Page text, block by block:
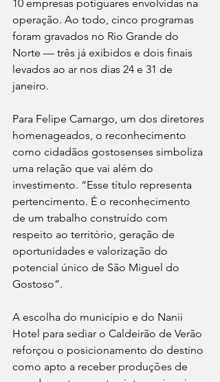
10 empresas potiguares envolvidas na
operação. Ao todo, cinco programas
foram gravados no Rio Grande do
Norte — três já exibidos e dois finais
levados ao ar nos dias 24 e 31 de
janeiro.
Para Felipe Camargo, um dos diretores
homenageados, o reconhecimento
como cidadãos gostosenses simboliza
uma relação que vai além do
investimento. “Esse título representa
pertencimento. É o reconhecimento
de um trabalho construído com
respeito ao território, geração de
oportunidades e valorização do
potencial único de São Miguel do
Gostoso”.
A escolha do município e do Nanii
Hotel para sediar o Caldeirão de Verão
reforçou o posicionamento do destino
como apto a receber produções de